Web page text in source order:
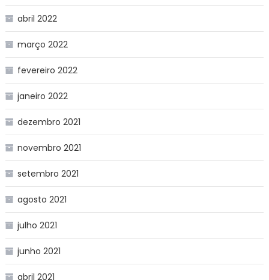
abril 2022
março 2022
fevereiro 2022
janeiro 2022
dezembro 2021
novembro 2021
setembro 2021
agosto 2021
julho 2021
junho 2021
abril 2021